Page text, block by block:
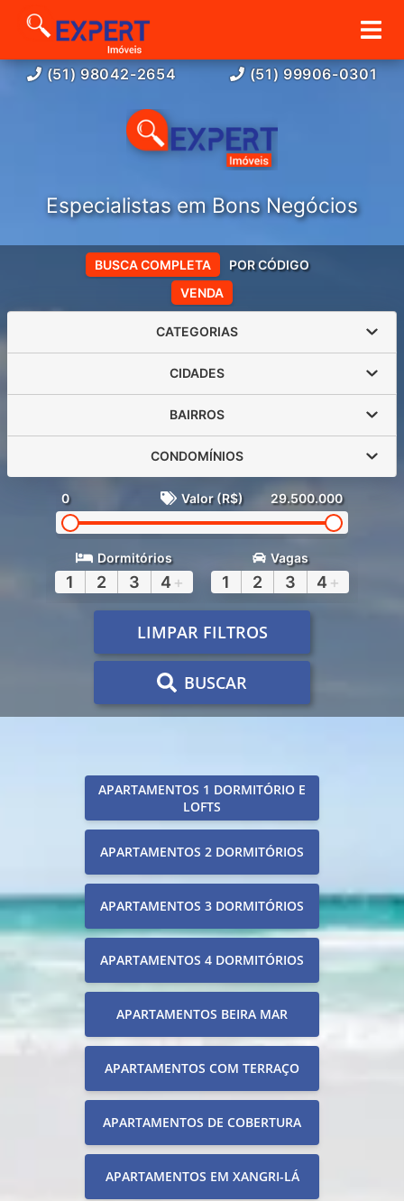
(51) 98042-2654 (51) 99906-0301
Especialistas em Bons Negócios
VENDA
BUSCA COMPLETA POR CÓDIGO
CATEGORIAS
CIDADES
BAIRROS
CONDOMÍNIOS
0 Valor (R$) 29.500.000
Dormitórios
1 2 3 4 +
Vagas
1 2 3 4 +
LIMPAR FILTROS
BUSCAR
APARTAMENTOS 1 DORMITÓRIO E
LOFTS
APARTAMENTOS 2 DORMITÓRIOS
APARTAMENTOS 3 DORMITÓRIOS
APARTAMENTOS 4 DORMITÓRIOS
APARTAMENTOS BEIRA MAR
APARTAMENTOS COM TERRAÇO
APARTAMENTOS DE COBERTURA
APARTAMENTOS EM XANGRI-LÁ